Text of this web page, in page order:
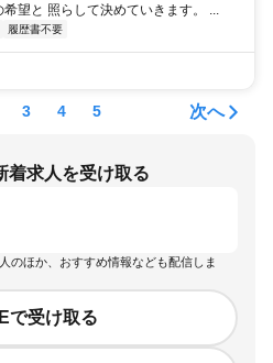
望と 照らして決めていきます。 ...
履歴書不要
3 4 5 次へ
着求人を受け取る
のほか、おすすめ情報なども配信しま
で受け取る